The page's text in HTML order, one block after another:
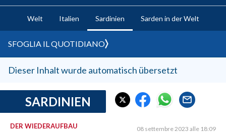
CRONACA SARDEGNA
CAGLIARI
SULCIS IGLESIENTE
MEDIO CAMPIDANO
SASSARI E PROVINCIA
GALLURA
NUORO E PROVINCIA
Welt Italien Sardinien Sarden in der Welt
SFOGLIA IL QUOTIDIANO
Dieser Inhalt wurde automatisch übersetzt
SARDINIEN
DER WIEDERAUFBAU 08 settembre 2023 alle 18:09